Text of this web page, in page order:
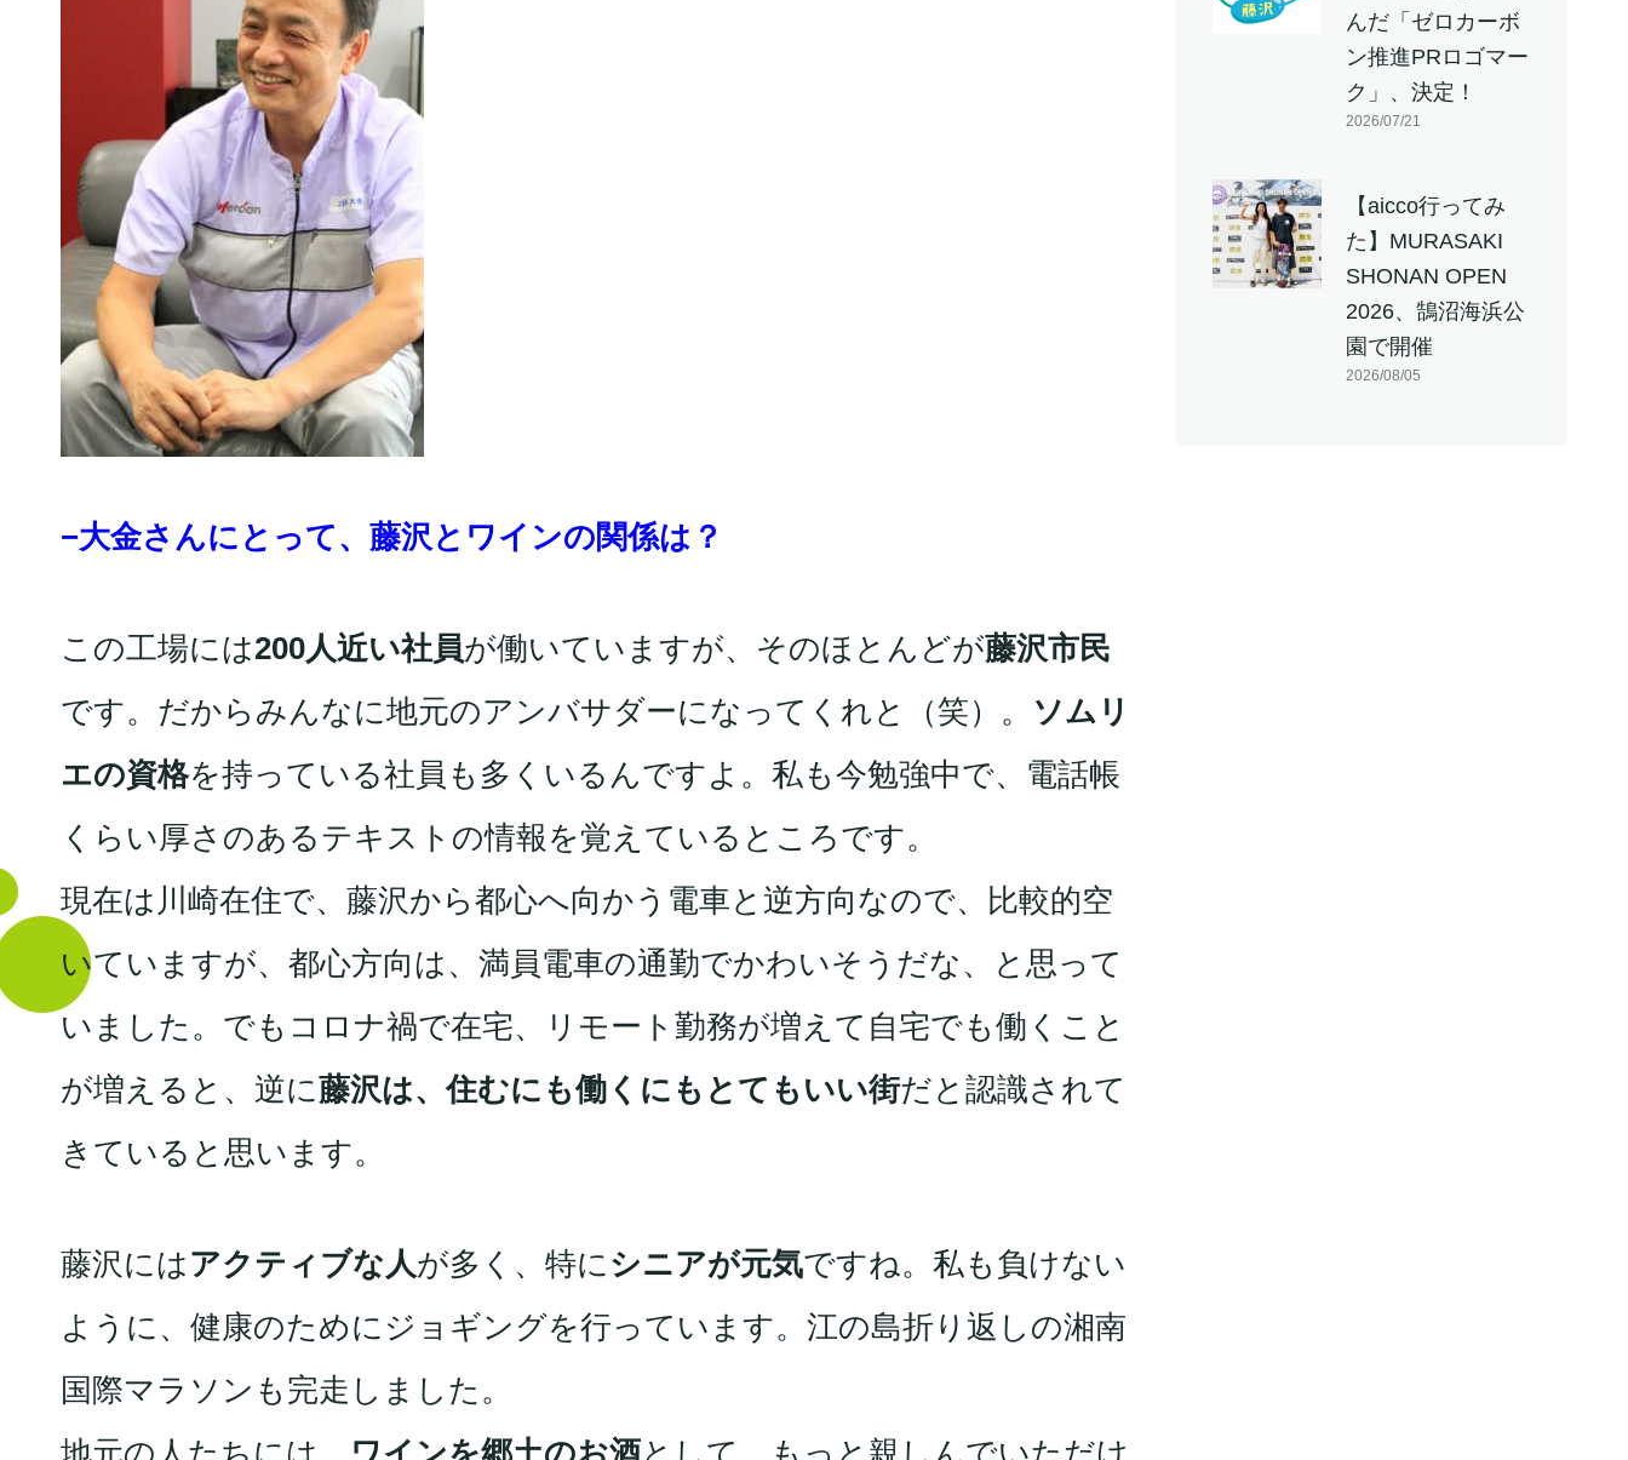
−大金さんにとって、藤沢とワインの関係は？
この工場には200人近い社員が働いていますが、そのほとんどが藤沢市民
です。だからみんなに地元のアンバサダーになってくれと（笑）。 ソムリ
エの資格を持っている社員も多くいるんですよ。私も今勉強中で、電話帳
くらい厚さのあるテキストの情報を覚えているところです。
現在は川崎在住で、藤沢から都心へ向かう電車と逆方向なので、比較的空
いていますが、都心方向は、満員電車の通勤でかわいそうだな、と思って
いました。でもコロナ禍で在宅、リモート勤務が増えて自宅でも働くこと
が増えると、逆に藤沢は、住むにも働くにもとてもいい街だと認識されて
きていると思います。
藤沢にはアクティブな人が多く、特にシニアが元気ですね。私も負けない
ように、健康のためにジョギングを行っています。江の島折り返しの湘南
国際マラソンも完走しました。
地元の人たちには、 ワインを郷土のお酒として、もっと親しんでいただけ
んだ「ゼロカーボ
ン推進PRロゴマー
ク」、決定！
2026/07/21
【aicco行ってみ
た】MURASAKI
SHONAN OPEN
2026、鵠沼海浜公
園で開催
2026/08/05